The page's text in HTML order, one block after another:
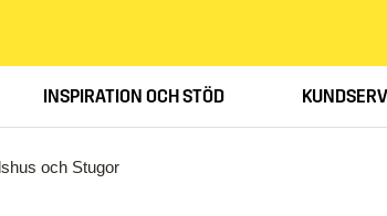
INSPIRATION OCH STÖD
och Stugor